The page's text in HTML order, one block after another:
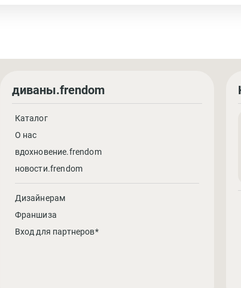
диваны.frendom
Каталог
О нас
вдохновение.frendom
новости.frendom
Дизайнерам
Франшиза
Вход для партнеров*